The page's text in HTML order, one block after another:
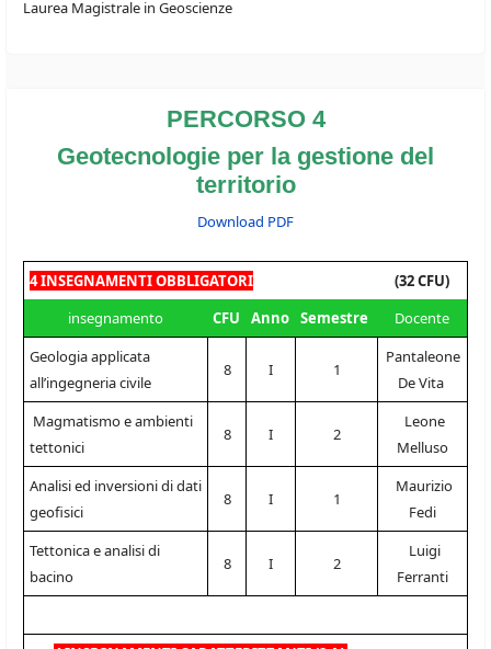
Laurea Magistrale in Geoscienze
PERCORSO 4
Geotecnologie per la gestione del
territorio
Download PDF
4 INSEGNAMENTI OBBLIGATORI
(32 CFU)
insegnamento
CFU Anno Semestre
Docente
Geologia applicata
all’ingegneria civile
8 I 1
Pantaleone
De Vita
Magmatismo e ambienti
tettonici
8 I 2
Leone
Melluso
Analisi ed inversioni di dati
geofisici
8 I 1
Maurizio
Fedi
Tettonica e analisi di
bacino
8 I 2
Luigi
Ferranti